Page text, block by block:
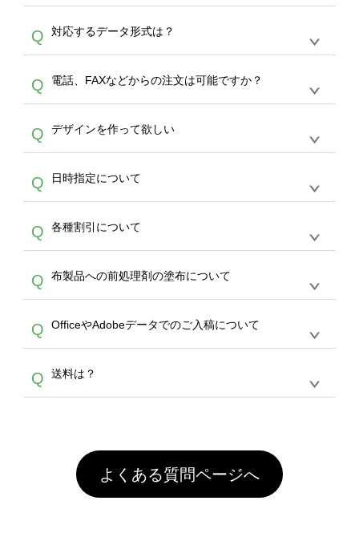
A
生産にて承っております。デザインツールから
デザインの作成から決済まで完了できます。
30枚以上やシルク印刷など、大口注文の場合
は、サポートが担当するエコバッグコンシェル
やタンブラーコンシェルをご利用ください。製
作する数量が多ければ多いほど、オンデマンド
サービスよりも低価格で製作することが可能で
す。
Q 対応するデータ形式は？
A
ドできるデータ形式は、JPG / PNG / AI / PSD /
PDF 形式になります。データの最大サイズ
写真などもアップロード可能です。使用できな
い画像はエラーになります。（※ Illustratorか
らの直接入稿には対応していません。AIで保存
し、デザインツールからアップロードして下さ
い）
Q 電話、FAXなどからの注文は可能ですか？
A
文のみ受け付けております。30個以上のご製
作をお考えの方は、サポートが担当するエコバ
スをご利用頂ければ、電話やFAX、メールなど
でご注文が可能です。
Q デザインを作って欲しい
A
を作って欲しい。などの場合は、製作数量が
30個以上であれば、サポート担当が、デザイ
バッグコンシェル
サー
ビスをご利用ください。(※ 30個以下の場合
は、デザインツールをご利用ください)
Q 日時指定について
A
ん。発送後18時以降に配送業者・伝票番号を
メールでお知らせいたしますので、直接配送業
者にご連絡いただき調整をお願い致します。
Q 各種割引について
A
カート内で自動的に割引(最大50%)が適用され
ます。 【付与ポイント】購入金額の1％が1ポ
イントとして付与され、次回ご注文時に1ポイ
ント＝1円としてお使いいただけます。ポイン
トは発送完了の翌日に付与され、次回ご注文時
からご利用頂けます。ポイントの有効期限は一
年間です。【会員ランク】過去10カ月のご注
文回数により会員ランク割引(最大5%)が適用
頂いても、ログインがされていなければ、ラン
クにカウントがされません。
Q 布製品への前処理剤の塗布について
A
意点（前処理剤）】カラー生地（Tシャツのホ
ワイト、トートバッグのナチュラル、ホワイト
といって、プリントを定着させるための処理剤
を塗布しており、短納期・低価格で商品をお届
害な性質で、水洗いで落とすことが可能です。
お手数ですが、お客様ご自身にて着用前に落と
していただけますようお願いいたします。※1
通常注文・直送機能でのご注文に関わらず、前
Q OfficeやAdobeデータでのご入稿について
A
ません。いずれのデータも該当デザインのみ画
像(JPEG,PNG,GIF,PDF)に変換、またはAdobe
Q 送料は？
引」などによるお値引きで4,000円未満になる
場合は送料がかかりますので、ご注意くださ
い。
よくある質問ページへ